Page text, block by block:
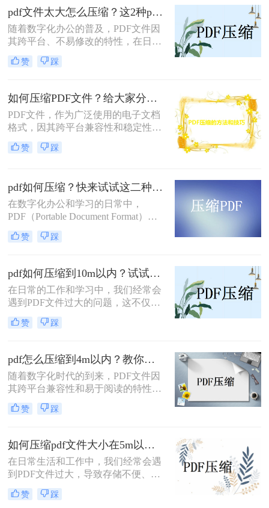
当庞大，给分享、传输和存储带来了
不便。因此，掌握pdf文件怎么样压缩
成为了一项实用的技能。本文将详细
介绍几种常见的PDF压缩方法，帮助
您轻松解决PDF文件过大的问题。
pdf文件太大怎么压缩？这2种pdf压缩方法值得收藏！
随着数字化办公的普及，PDF文件因
其跨平台、不易修改的特性，在日常
工作和学习中得到了广泛应用。然
而，有时我们会遇到PDF文件体积过
间，还会在传输过程中造成不便。那
么pdf文件太大怎么压缩呢？针对这一
问题，本文将介绍几种有效的PDF文
件压缩方法，帮助用户轻松解决PDF
文件过大的困扰。
赞 踩
如何压缩PDF文件？给大家分享3个实用压缩方法
PDF文件，作为广泛使用的电子文档
格式，因其跨平台兼容性和稳定性而
备受青睐。然而，有时PDF文件会因
为包含大量的图像、文本或嵌入的字
便。因此，掌握如何压缩PDF文件变
得尤为重要。本文将为您介绍几种常
见的压缩PDF文件的方法。
赞 踩
pdf如何压缩？快来试试这二种文件压缩的方法！
在数字化办公和学习的日常中，
PDF（Portable Document Format）文
件因其跨平台、易读性和保持文档原
貌的特性而备受欢迎。然而，随着文
小也随之膨胀，给存储和传输带来了
不小的压力。本文将详细介绍pdf如何
压缩，帮助您节省存储空间，提高文
件传输效率。
赞 踩
pdf如何压缩到10m以内？试试这几种方法！
在日常的工作和学习中，我们经常会
遇到PDF文件过大的问题，这不仅会
占用大量的存储空间，而且在传输时
也会消耗更多的时间和网络资源。为
件压缩到较小的尺寸，比如10MB以
内。那么pdf如何压缩到10m以内呢？
本文将介绍几种常见且实用的方法来
帮助您实现这一目标。
赞 踩
pdf怎么压缩到4m以内？教你三种简单好用的压缩方法！
随着数字化时代的到来，PDF文件因
其跨平台兼容性和易于阅读的特性，
成为了我们日常工作中不可或缺的一
部分。然而，有时PDF文件会因为包
庞大，这不仅会影响文件的传输速
度，还可能给存储带来不便。因此，
将PDF文件压缩到4MB以内显得尤为
重要。那么PDF怎么压缩到4m以内
呢？本文将为您介绍几种有效的方
法，帮助您轻松实现PDF文件的压
赞 踩
如何压缩pdf文件大小在5m以内？这3个方法可以实现！
在日常生活和工作中，我们经常会遇
到PDF文件过大，导致存储不便、传
输缓慢或无法满足特定平台上传要求
的问题。将PDF文件压缩至5MB以
赞 踩